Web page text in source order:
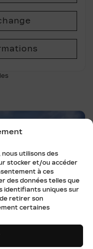
utilisons des
stocker et/ou accéder
à ces
des données telles que
identifiants uniques sur
retirer son
certaines